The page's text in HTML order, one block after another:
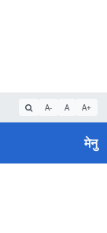
A- A A+
मेनु